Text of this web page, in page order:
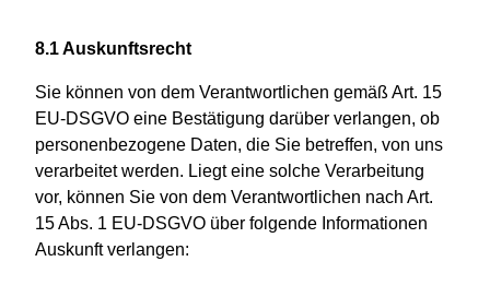
8.1 Auskunftsrecht
Sie können von dem Verantwortlichen gemäß Art. 15
EU-DSGVO eine Bestätigung darüber verlangen, ob
personenbezogene Daten, die Sie betreffen, von uns
verarbeitet werden. Liegt eine solche Verarbeitung
vor, können Sie von dem Verantwortlichen nach Art.
15 Abs. 1 EU-DSGVO über folgende Informationen
Auskunft verlangen: